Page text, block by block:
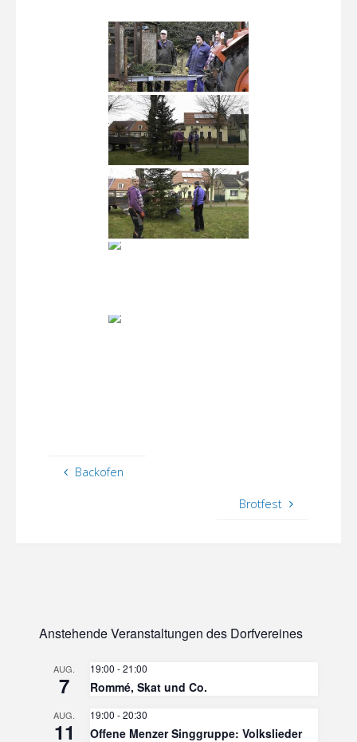
Backofen
Brotfest
Anstehende Veranstaltungen des Dorfvereines
AUG.
7
19:00 -21:00
Rommé, Skat und Co.
AUG.
11
19:00 -20:30
Offene Menzer Singgruppe: Volkslieder